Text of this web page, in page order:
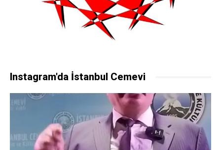
Instagram'da İstanbul Cemevi